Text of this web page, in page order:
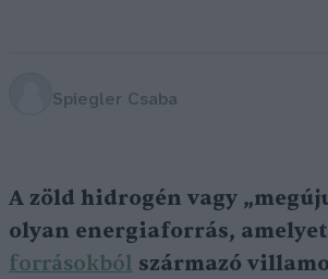
Spiegler Csaba
A zöld hidrogén vagy
olyan energiaforrás, amelyet
forrásokból származó